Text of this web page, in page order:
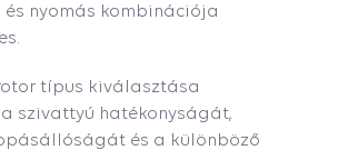
nyomás kombinációja
típus kiválasztása
szivattyú hatékonyságát,
és a különböző